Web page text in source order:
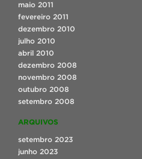
maio 2011
fevereiro 2011
dezembro 2010
julho 2010
abril 2010
dezembro 2008
novembro 2008
outubro 2008
setembro 2008
ARQUIVOS
setembro 2023
junho 2023